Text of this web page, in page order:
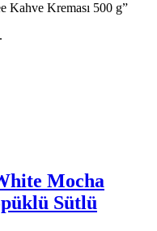
Kahve Kreması 500 g”
Mocha
Sütlü